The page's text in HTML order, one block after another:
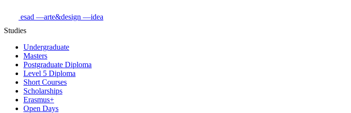
esad —arte&design —idea
Studies
Undergraduate
Masters
Postgraduate Diploma
Level 5 Diploma
Short Courses
Scholarships
Erasmus+
Open Days